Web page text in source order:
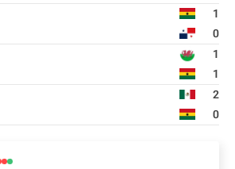
1
0
1
1
2
0